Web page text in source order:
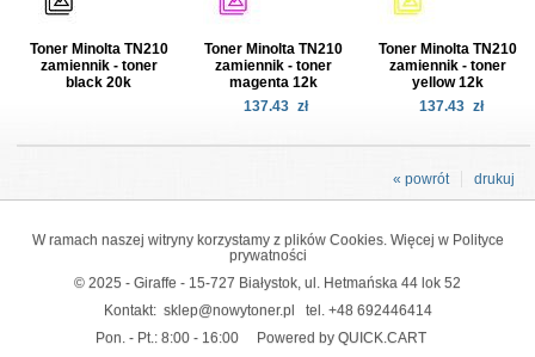
Toner Minolta TN210
zamiennik - toner
black 20k
Toner Minolta TN210
zamiennik - toner
magenta 12k
137.43 zł
Toner Minolta TN210
zamiennik - toner
yellow 12k
137.43 zł
drukuj
« powrót
W ramach naszej witryny korzystamy z plików Cookies. Więcej w Polityce
prywatności
© 2025 - Giraffe - 15-727 Białystok, ul. Hetmańska 44 lok 52
Kontakt: sklep@nowytoner.pl tel. +48 692446414
Pon. - Pt.: 8:00 - 16:00
Powered by QUICK.CART